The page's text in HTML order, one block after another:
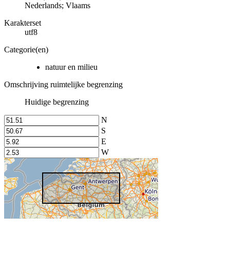
Nederlands; Vlaams
Karakterset
utf8
Categorie(en)
natuur en milieu
Omschrijving ruimtelijke begrenzing
Huidige begrenzing
N
S
E
W